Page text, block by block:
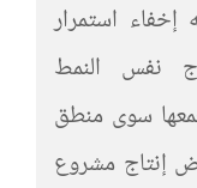
استمرار
نفس النمط
سوى منطق
إنتاج مشروع